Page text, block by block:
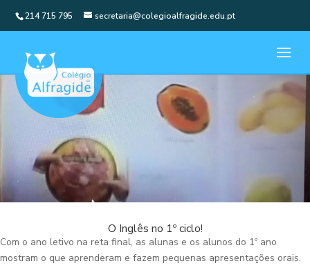
214 715 795 secretaria@colegioalfragide.edu.pt
O Inglês no 1º ciclo!
Com o ano letivo na reta final, as alunas e os alunos do 1º ano
mostram o que aprenderam e fazem pequenas apresentações orais.